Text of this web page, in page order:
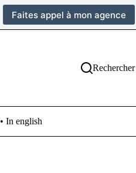
Faites appel à mon agence
Rechercher
• In english